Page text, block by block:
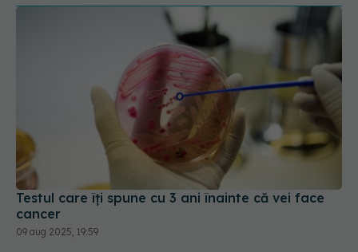
Testul care îți spune cu 3 ani înainte că vei face
cancer
09 aug 2025, 19:59